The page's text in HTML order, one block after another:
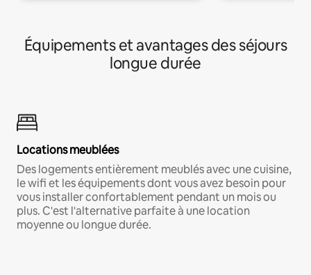
Équipements et avantages des séjours
longue durée
Locations meublées
Des logements entièrement meublés avec une cuisine,
le wifi et les équipements dont vous avez besoin pour
vous installer confortablement pendant un mois ou
plus. C'est l'alternative parfaite à une location
moyenne ou longue durée.